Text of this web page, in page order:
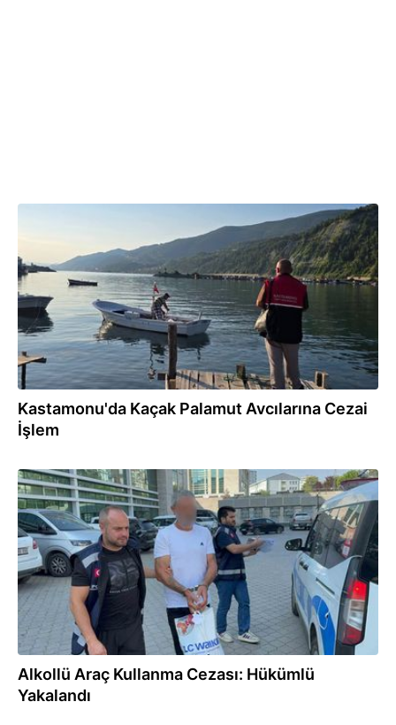
Kastamonu'da Kaçak Palamut Avcılarına Cezai
İşlem
11:46
Alkollü Araç Kullanma Cezası: Hükümlü
Yakalandı